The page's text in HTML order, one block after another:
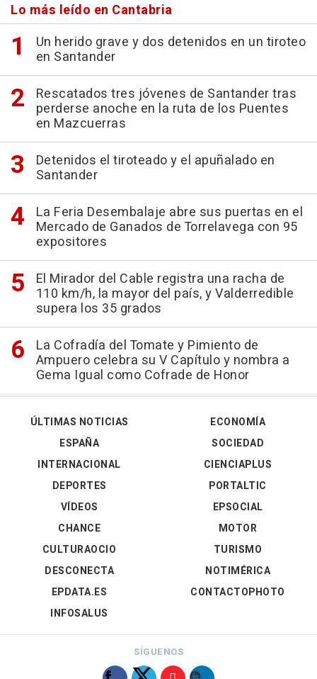
Lo más leído en Cantabria
Un herido grave y dos detenidos en un tiroteo
en Santander
Rescatados tres jóvenes de Santander tras
perderse anoche en la ruta de los Puentes
en Mazcuerras
Detenidos el tiroteado y el apuñalado en
Santander
La Feria Desembalaje abre sus puertas en el
Mercado de Ganados de Torrelavega con 95
expositores
El Mirador del Cable registra una racha de
110 km/h, la mayor del país, y Valderredible
supera los 35 grados
La Cofradía del Tomate y Pimiento de
Ampuero celebra su V Capítulo y nombra a
Gema Igual como Cofrade de Honor
ÚLTIMAS NOTICIAS
ESPAÑA
INTERNACIONAL
DEPORTES
VÍDEOS
ECONOMÍA
SOCIEDAD
CIENCIAPLUS
PORTALTIC
EPSOCIAL
CHANCE
CULTURAOCIO
DESCONECTA
EPDATA.ES
INFOSALUS
MOTOR
TURISMO
NOTIMÉRICA
CONTACTOPHOTO
SÍGUENOS